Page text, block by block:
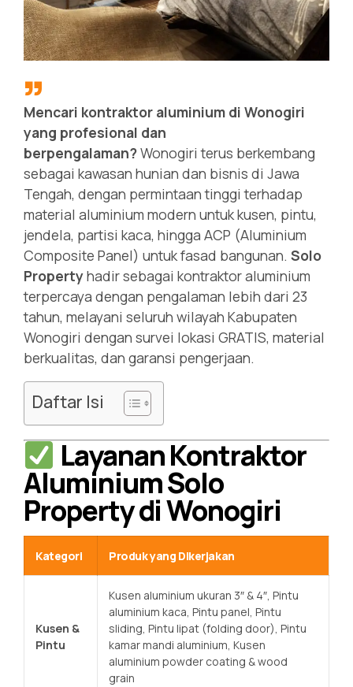
Mencari kontraktor aluminium di Wonogiri
yang profesional dan
berpengalaman?Wonogiri terus berkembang
sebagai kawasan hunian dan bisnis di Jawa
Tengah, dengan permintaan tinggi terhadap
material aluminium modern untuk kusen, pintu,
jendela, partisi kaca, hingga ACP (Aluminium
Composite Panel) untuk fasad bangunan. Solo
Propertyhadir sebagai kontraktor aluminium
terpercaya dengan pengalaman lebih dari 23
tahun, melayani seluruh wilayah Kabupaten
Wonogiri dengan survei lokasi GRATIS, material
berkualitas, dan garansi pengerjaan.
Daftar Isi
Layanan Kontraktor
Aluminium Solo
Property di Wonogiri
Kategori Produk yang Dikerjakan
Kusen &
Pintu
Kusen aluminium ukuran 3″ & 4″, Pintu
aluminium kaca, Pintu panel, Pintu
sliding, Pintu lipat (folding door), Pintu
kamar mandi aluminium, Kusen
aluminium powder coating & wood
grain